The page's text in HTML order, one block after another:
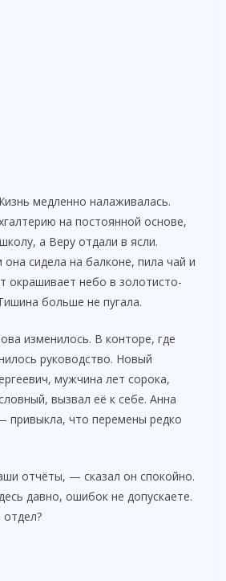
медленно налаживалась.
на постоянной основе,
а Веру отдали в ясли.
сидела на балконе, пила чай и
окрашивает небо в золотисто-
больше не пугала.
изменилось. В конторе, где
руководство. Новый
мужчина лет сорока,
вызвал её к себе. Анна
привыкла, что перемены редко
отчёты, — сказал он спокойно.
давно, ошибок не допускаете.
отдел?